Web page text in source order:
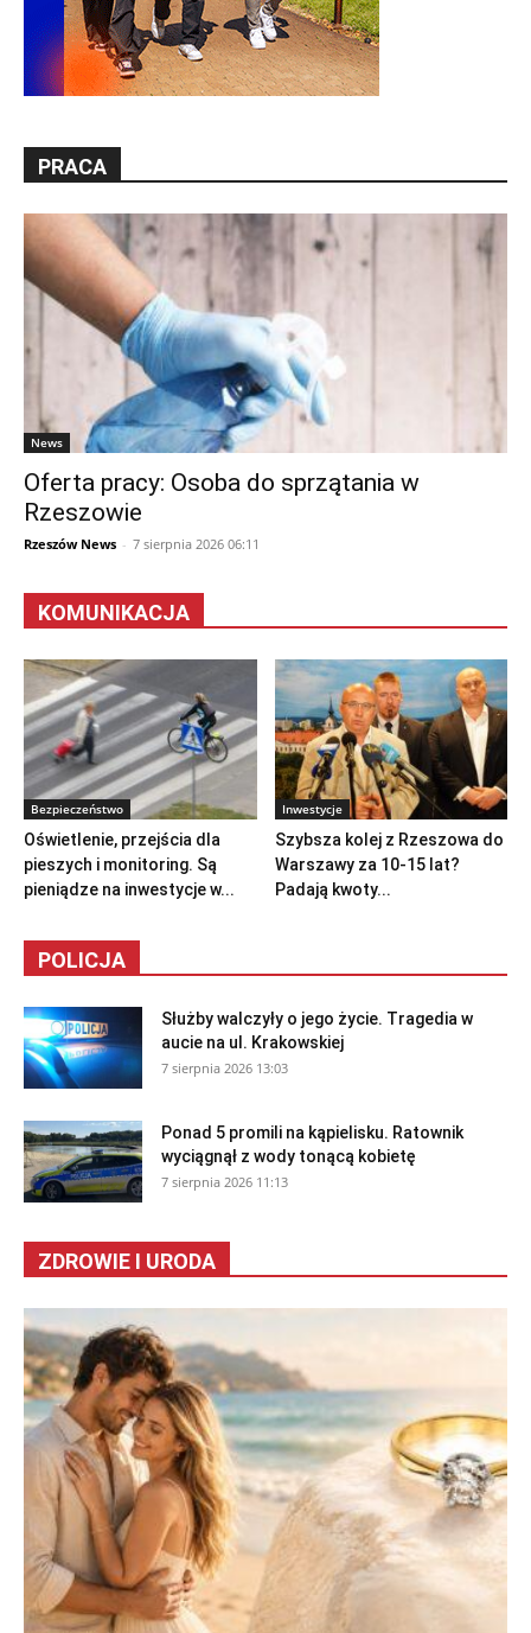
PRACA
News
Oferta pracy: Osoba do sprzątania w
Rzeszowie
Rzeszów News - 7 sierpnia 2026 06:11
KOMUNIKACJA
Bezpieczeństwo
Oświetlenie, przejścia dla
pieszych i monitoring. Są
pieniądze na inwestycje w...
Inwestycje
Szybsza kolej z Rzeszowa do
Warszawy za 10-15 lat?
Padają kwoty...
POLICJA
Służby walczyły o jego życie. Tragedia w
aucie na ul. Krakowskiej
7 sierpnia 2026 13:03
Ponad 5 promili na kąpielisku. Ratownik
wyciągnął z wody tonącą kobietę
7 sierpnia 2026 11:13
ZDROWIE I URODA